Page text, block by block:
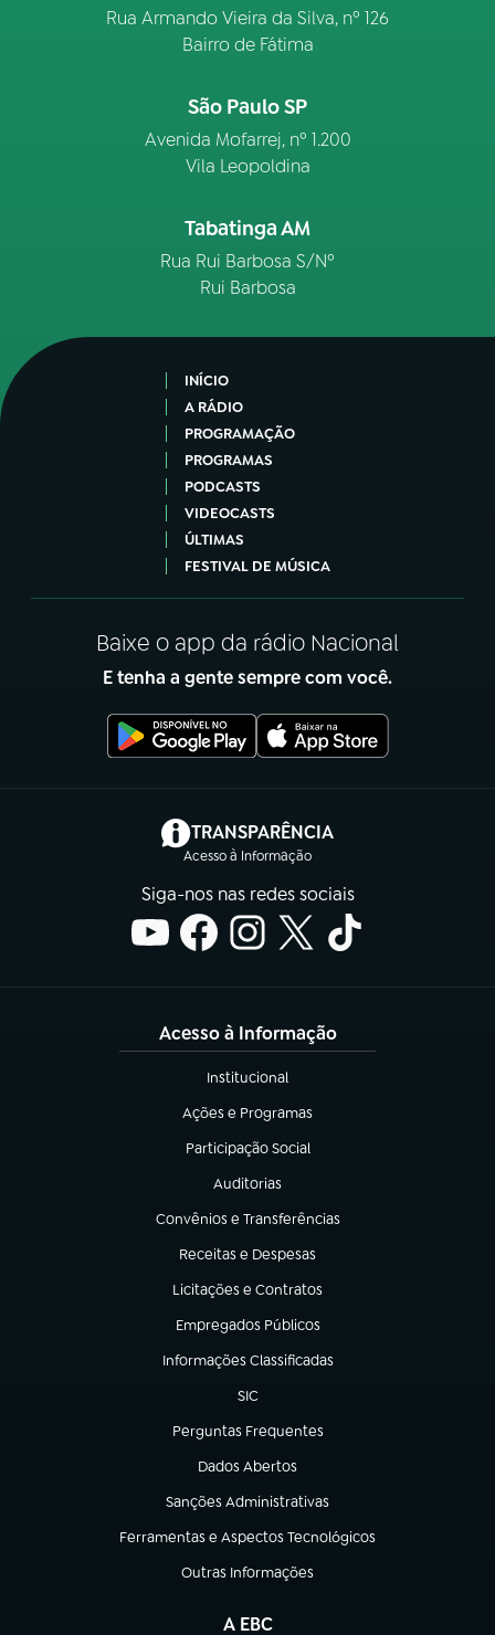
Rua Armando Vieira da Silva, nº 126
Bairro de Fátima
São Paulo SP
Avenida Mofarrej, nº 1.200
Vila Leopoldina
Tabatinga AM
Rua Rui Barbosa S/Nº
Rui Barbosa
INÍCIO
A RÁDIO
PROGRAMAÇÃO
PROGRAMAS
PODCASTS
VIDEOCASTS
ÚLTIMAS
FESTIVAL DE MÚSICA
Baixe o app da rádio Nacional
E tenha a gente sempre com você.
TRANSPARÊNCIA
Acesso à Informação
(abre em nova aba)
Siga-nos nas redes sociais
Acesso à Informação
Institucional
(abre em nova aba)
Ações e Programas
(abre em nova aba)
Participação Social
(abre em nova aba)
Auditorias
(abre em nova aba)
Convênios e Transferências
(abre em nova aba)
Receitas e Despesas
(abre em nova aba)
Licitações e Contratos
(abre em nova aba)
Empregados Públicos
(abre em nova aba)
Informações Classificadas
(abre em nova aba)
SIC
(abre em nova aba)
Perguntas Frequentes
(abre em nova aba)
Dados Abertos
(abre em nova aba)
Sanções Administrativas
(abre em nova aba)
Ferramentas e Aspectos Tecnológicos
(abre em nova aba)
Outras Informações
(abre em nova aba)
A EBC